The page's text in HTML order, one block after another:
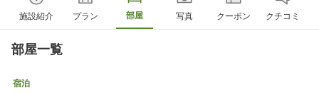
施設紹介 プラン 部屋 写真 クーポン クチコミ
部屋一覧
宿泊